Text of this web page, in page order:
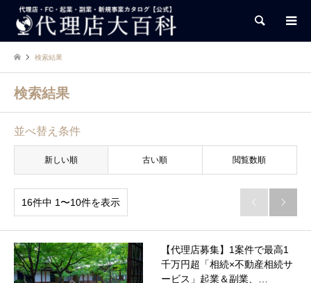
検索
検索結果
検索結果
並べ替え条件
新しい順 古い順 閲覧数順
16件中 1〜10件を表示  
【代理店募集】1案件で最高1
千万円超「相続×不動産相続サ
ービス」起業＆副業、…